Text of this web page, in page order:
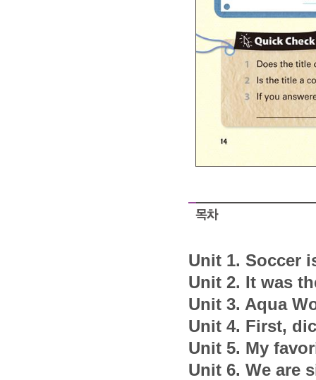
Unit 1. Soccer
Unit 2. It was
Unit 3. Aqua
Unit 4. First,
Unit 5. My
Unit 6. We are